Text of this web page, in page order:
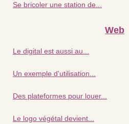
Se bricoler une station de...
Web
Le digital est aussi au...
Un exemple d'utilisation...
Des plateformes pour louer...
Le logo végétal devient...